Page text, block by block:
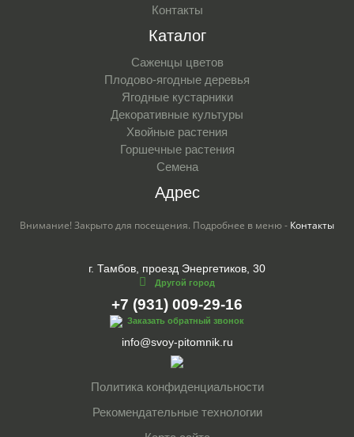
Контакты
Каталог
Саженцы цветов
Плодово-ягодные деревья
Ягодные кустарники
Декоративные культуры
Хвойные растения
Горшечные растения
Семена
Адрес
Внимание! Закрыто для посещения. Подробнее в меню - Контакты
г. Тамбов, проезд Энергетиков, 30
Другой город
+7 (931) 009-29-16
Заказать обратный звонок
info@svoy-pitomnik.ru
Политика конфиденциальности
Рекомендательные технологии